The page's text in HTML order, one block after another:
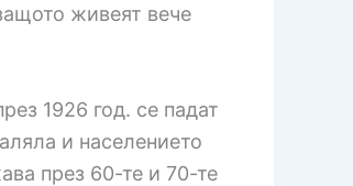
живеят вече
1926 год. се падат
и населението
през 60-те и 70-те